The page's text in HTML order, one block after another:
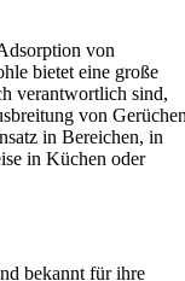
von
bietet eine große
verantwortlich sind,
von
in Bereichen, in
in Küchen oder
bekannt für ihre